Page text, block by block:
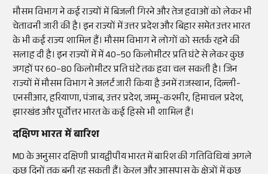
मौसम विभाग ने कई राज्यों में बिजली गिरने और तेज हवाओं को लेकर भी
चेतावनी जारी की है। इन राज्यों में उत्तर प्रदेश और बिहार समेत उत्तर भारत
के भी कई राज्य शामिल हैं। मौसम विभाग ने लोगों को सतर्क रहने की
सलाह दी है। इन राज्यों में में 40–50 किलोमीटर प्रति घंटे से लेकर कुछ
जगहों पर 60–80 किलोमीटर प्रति घंटे तक हवा चल सकती है। जिन
राज्यों में मौसम विभाग ने अलर्ट जारी किया है उनमें राजस्थान, दिल्ली-
एनसीआर, हरियाणा, पंजाब, उत्तर प्रदेश, जम्मू-कश्मीर, हिमाचल प्रदेश,
झारखंड और पूर्वोत्तर भारत के कई हिस्से भी शामिल हैं।
दक्षिण भारत में बारिश
MD के अनुसार दक्षिणी प्रायद्वीपीय भारत में बारिश की गतिविधियां अगले